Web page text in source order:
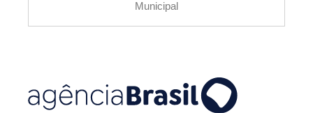
Municipal